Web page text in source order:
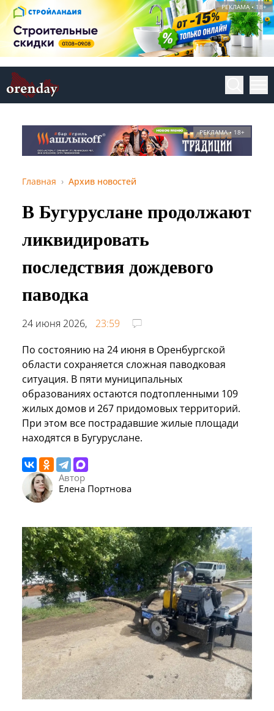
РЕКЛАМА • 18+
РЕКЛАМА • 18+
Главная Архив новостей
В Бугуруслане продолжают
ликвидировать
последствия дождевого
паводка
24 июня 2026,
23:59
По состоянию на 24 июня в Оренбургской
области сохраняется сложная паводковая
ситуация. В пяти муниципальных
образованиях остаются подтопленными 109
жилых домов и 267 придомовых территорий.
При этом все пострадавшие жилые площади
находятся в Бугуруслане.
Автор
Елена Портнова